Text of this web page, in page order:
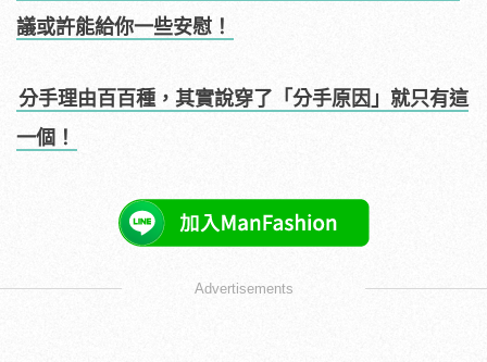
議或許能給你一些安慰！
分手理由百百種，其實說穿了「分手原因」就只有這
一個！
Advertisements